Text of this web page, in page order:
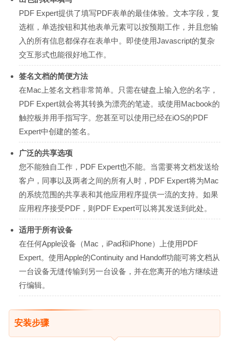
PDF Expert提供了填写PDF表单的最佳体验。文本字段，复
选框，单选按钮和其他表单元素可以按预期工作，并且您输
入的所有信息都保存在表单中。即使使用Javascript的复杂
交互形式也能很好地工作。
签名文档的简便方法
在Mac上签名文档非常简单。只需在键盘上输入您的名字，
PDF Expert就会将其转换为漂亮的笔迹。或使用Macbook的
触控板并用手指写字。您甚至可以使用已经在iOS的PDF
Expert中创建的签名。
广泛的共享选项
您不能独自工作，PDF Expert也不能。当需要将文档发送给
客户，同事以及两者之间的所有人时，PDF Expert将为Mac
的系统范围的共享表和其他应用程序提供一流的支持。如果
应用程序接受PDF，则PDF Expert可以将其发送到此处。
适用于所有设备
在任何Apple设备（Mac，iPad和iPhone）上使用PDF
Expert。使用Apple的Continuity and Handoff功能可将文档从
一台设备无缝传输到另一台设备，并在您离开的地方继续进
行编辑。
安装步骤